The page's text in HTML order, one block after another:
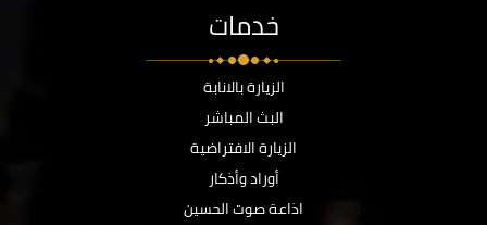
خدمات
الزيارة بالانابة
البث المباشر
الزيارة الافتراضية
أوراد وأذكار
اذاعة صوت الحسين